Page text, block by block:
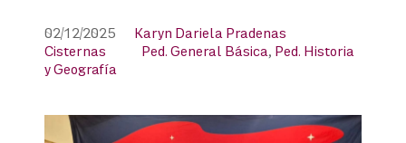
02/12/2025
Karyn Dariela Pradenas
Cisternas
Ped. General Básica, Ped. Historia
y Geografía